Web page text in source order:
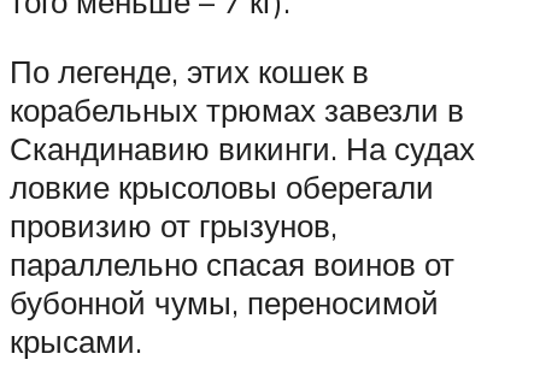
По легенде, этих кошек в
корабельных трюмах завезли в
Скандинавию викинги. На судах
ловкие крысоловы оберегали
провизию от грызунов,
параллельно спасая воинов от
бубонной чумы, переносимой
крысами.